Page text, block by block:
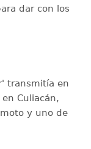
dar con los
transmitía en
Culiacán,
y uno de